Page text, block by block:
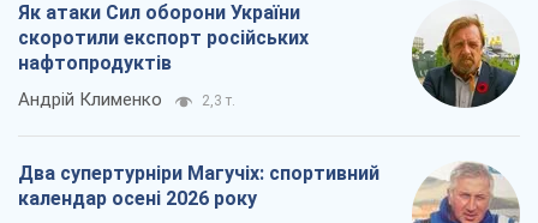
Як атаки Сил оборони України
скоротили експорт російських
нафтопродуктів
Андрій Клименко 2,3 т.
Два супертурніри Магучіх: спортивний
календар осені 2026 року